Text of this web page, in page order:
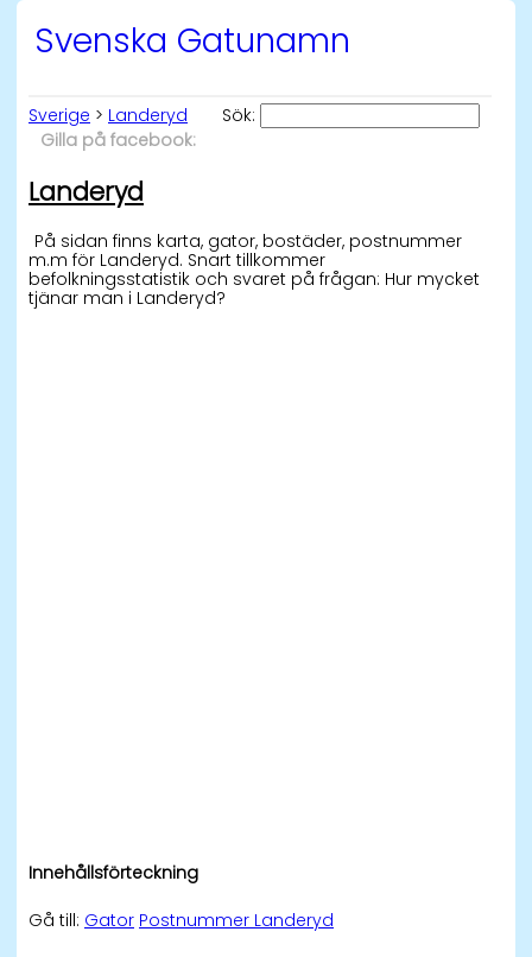
Svenska Gatunamn
Sverige > Landeryd
Sök:
Gilla på facebook:
Landeryd
På sidan finns karta, gator, bostäder, postnummer
m.m för Landeryd. Snart tillkommer
befolkningsstatistik och svaret på frågan: Hur mycket
tjänar man i Landeryd?
Innehållsförteckning
Gå till: Gator Postnummer Landeryd